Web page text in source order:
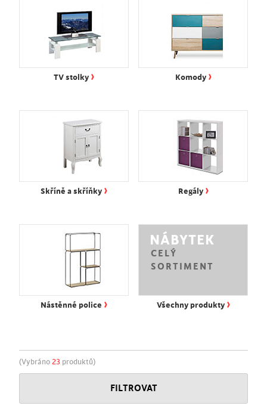
TV stolky › Komody ›
Skříně a skříňky › Regály ›
Nástěnné police ›
NÁBYTEK
CELÝ
SORTIMENT
Všechny produkty ›
(Vybráno 23 produktů)
FILTROVAT